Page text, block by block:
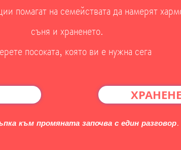
помагат на семействата да намерят
съня и храненето.
посоката, която ви е нужна сега
към промяната започва с един разговор.